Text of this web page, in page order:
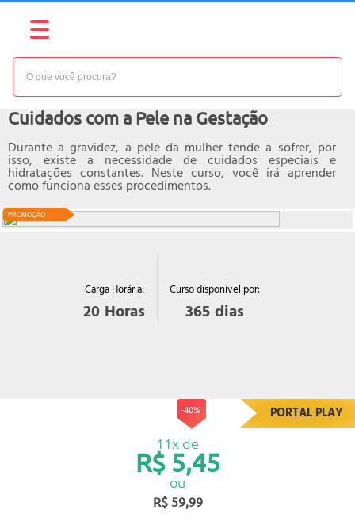
PROMOÇÃO
Carga Horária:
20 Horas
Curso disponível por:
365dias
NÍVEL: BÁSICO
Cuidados com a Pele na Gestação
Durante a gravidez, a pele da mulher tende a sofrer, por
isso, existe a necessidade de cuidados especiais e
hidratações constantes. Neste curso, você irá aprender
como funciona esses procedimentos.
-40% PORTAL PLAY
R$ 59,99
11x de
R$ 5,45
ou